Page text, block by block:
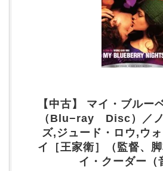
【中古】 マイ・ブルー
（Blu−ray Disc）／
ズ,ジュード・ロウ,ウ
イ［王家衛］（監督、
イ・クーダー（